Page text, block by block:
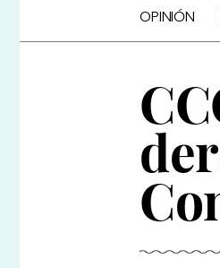
OPINIÓN